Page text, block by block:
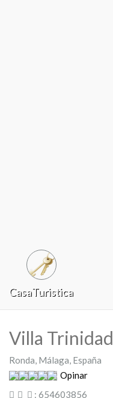
CasaTuristica
Villa Trinidad
Ronda, Málaga, España
Opinar
: 654603856